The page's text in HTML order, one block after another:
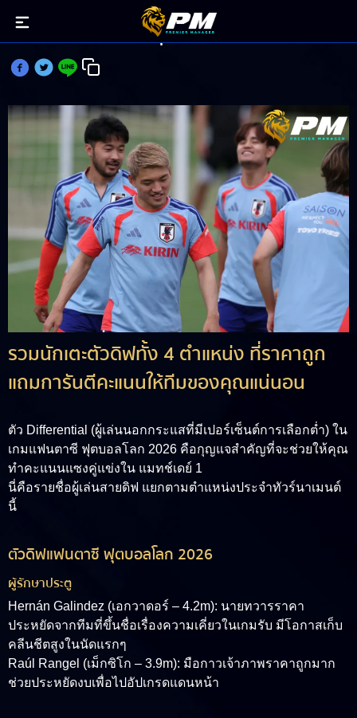
คัดมาให้แล้วกับตัวดิฟ ฟุตบอลโลก แมชท์เดย์แรก
รวมนักเตะตัวดิฟทั้ง 4 ตำแหน่ง ที่ราคาถูก
แถมการันตีคะแนนให้ทีมของคุณแน่นอน
ตัว Differential (ผู้เล่นนอกกระแสที่มีเปอร์เซ็นต์การเลือกต่ำ) ใน
เกมแฟนตาซี ฟุตบอลโลก 2026 คือกุญแจสำคัญที่จะช่วยให้คุณ
ทำคะแนนแซงคู่แข่งใน แมทช์เดย์ 1
นี่คือรายชื่อผู้เล่นสายดิฟ แยกตามตำแหน่งประจำทัวร์นาเมนต์
นี้
ตัวดิฟแฟนตาซี ฟุตบอลโลก 2026
ผู้รักษาประตู
Hernán Galindez (เอกวาดอร์ – 4.2m): นายทวารราคา
ประหยัดจากทีมที่ขึ้นชื่อเรื่องความเคี่ยวในเกมรับ มีโอกาสเก็บ
คลีนชีตสูงในนัดแรกๆ
Raúl Rangel (เม็กซิโก – 3.9m): มือกาวเจ้าภาพราคาถูกมาก
ช่วยประหยัดงบเพื่อไปอัปเกรดแดนหน้า